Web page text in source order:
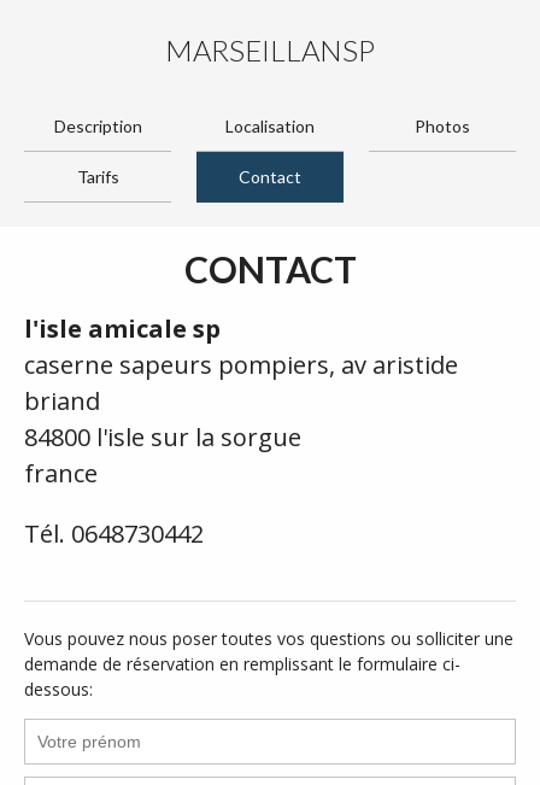
MARSEILLANSP
Description Localisation Photos
Tarifs Contact
CONTACT
l'isle amicale sp
caserne sapeurs pompiers, av aristide
briand
84800 l'isle sur la sorgue
france
Tél. 0648730442
Vous pouvez nous poser toutes vos questions ou solliciter une
demande de réservation en remplissant le formulaire ci-
dessous: